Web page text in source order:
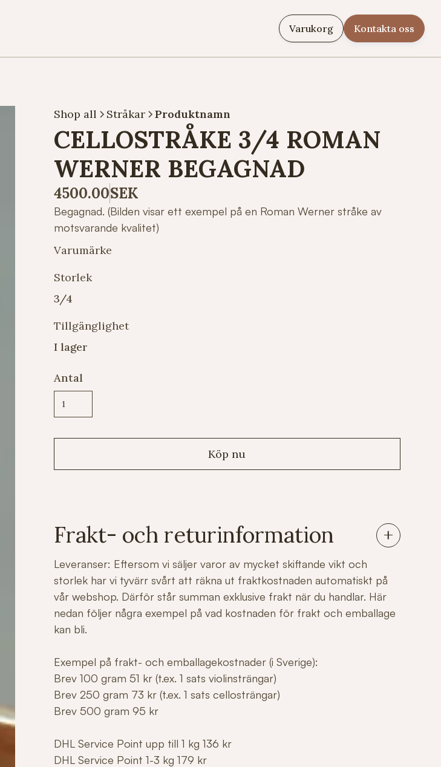
Varukorg Kontakta oss
Shop all Stråkar Produktnamn
CELLOSTRÅKE 3/4 ROMAN
WERNER BEGAGNAD
4500.00SEK
Begagnad. (Bilden visar ett exempel på en Roman Werner stråke av
motsvarande kvalitet)
Varumärke
Storlek
3/4
Tillgänglighet
I lager
Antal
Frakt- och returinformation
Leveranser: Eftersom vi säljer varor av mycket skiftande vikt och
storlek har vi tyvärr svårt att räkna ut fraktkostnaden automatiskt på
vår webshop. Därför står summan exklusive frakt när du handlar. Här
nedan följer några exempel på vad kostnaden för frakt och emballage
kan bli.
Exempel på frakt- och emballagekostnader (i Sverige):
Brev 100 gram 51 kr (t.ex. 1 sats violinsträngar)
Brev 250 gram 73 kr (t.ex. 1 sats cellosträngar)
Brev 500 gram 95 kr
DHL Service Point upp till 1 kg 136 kr
DHL Service Point 1-3 kg 179 kr